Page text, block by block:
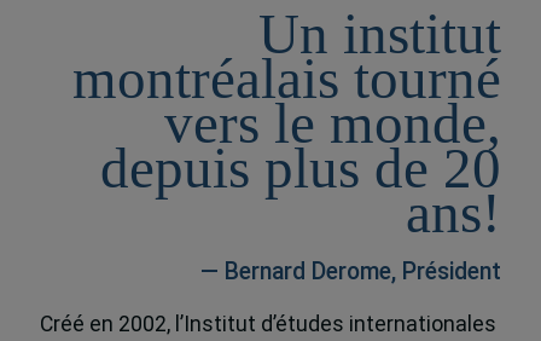
Un institut
montréalais tourné
vers le monde,
depuis plus de 20
ans!
— Bernard Derome, Président
Créé en 2002, l’Institut d’études internationales